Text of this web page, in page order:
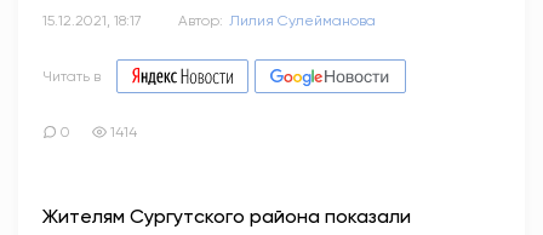
СПОРТ
ВОПРОС-ОТВЕТ
АНТИТЕРРОР
15.12.2021, 18:17 Автор: Лилия Сулейманова
Читать в
0 1414
Жителям Сургутского района показали